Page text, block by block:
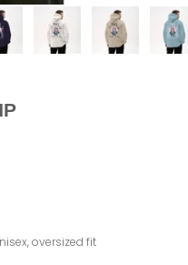
oversized fit